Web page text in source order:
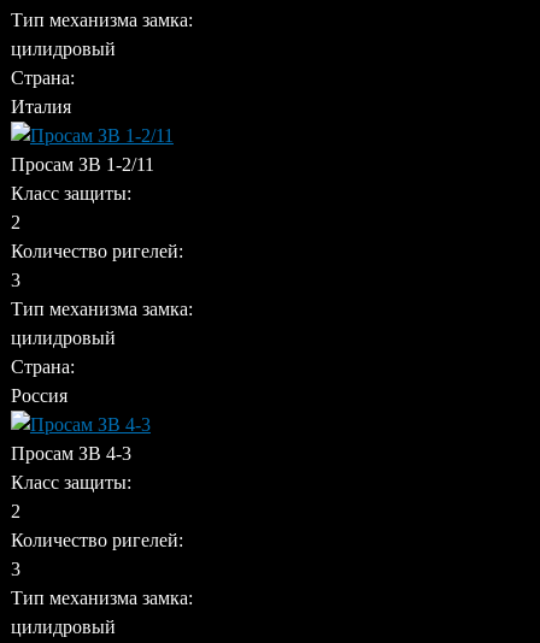
Тип механизма замка:
цилидровый
Страна:
Италия
Просам ЗВ 1-2/11
Класс защиты:
2
Количество ригелей:
3
Тип механизма замка:
цилидровый
Страна:
Россия
Просам ЗВ 4-3
Класс защиты:
2
Количество ригелей:
3
Тип механизма замка:
цилидровый